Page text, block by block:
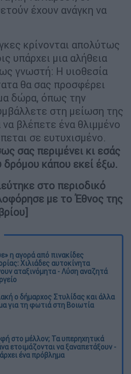
έχουν ανάγκη να
κρίνονται απολύτως
υπάρχει μια αλήθεια
γνωστή: H υιοθεσία
θα σας προσφέρει
δώρα, όπως την
στη μείωση της
βλέπετε ένα θλιμμένο
σε ευτυχισμένο.
σας περιμένει κι εσάς
δρόμου κάπου εκεί έξω.
στο περιοδικό
με το Έθνος της
η αγορά από πινακίδες
Χιλιάδες αυτοκίνητα
αταξινόμητα - Λύση αναζητά
ο δήμαρχος Στυλίδας και άλλα
για τη φωτιά στη Βοιωτία
στο μέλλον; Τα υπερηχητικά
ετοιμάζονται να ξαναπετάξουν -
ένα πρόβλημα